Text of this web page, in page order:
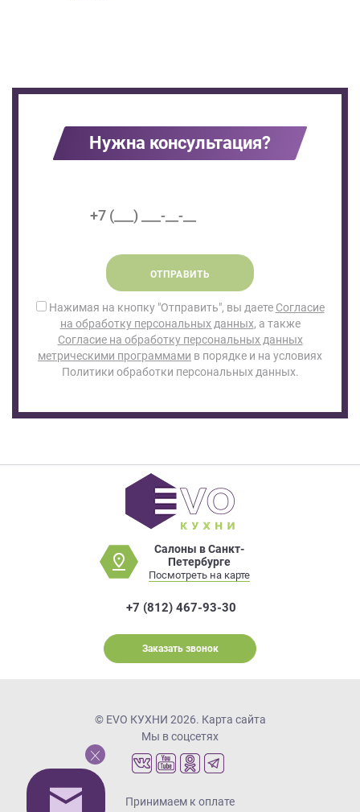
Нужна консультация?
ОТПРАВИТЬ
Нажимая на кнопку "Отправить", вы даете Согласие
на обработку персональных данных, а также
Согласие на обработку персональных данных
метрическими программами в порядке и на условиях
Политики обработки персональных данных.
Салоны в Санкт-
Петербурге
Посмотреть на карте
+7 (812) 467-93-30
Заказать звонок
© EVO КУХНИ 2026. Карта сайта
Мы в соцсетях
Принимаем к оплате